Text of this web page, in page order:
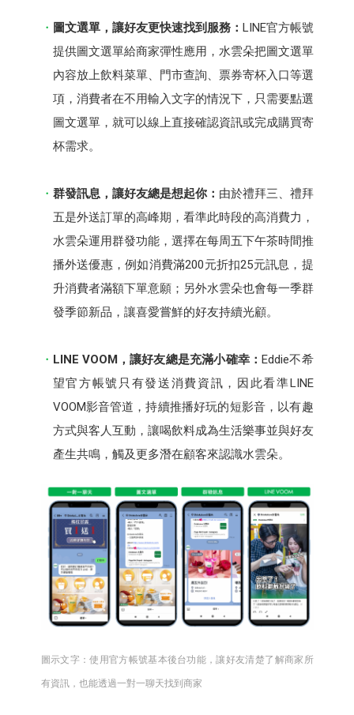
圖文選單，讓好友更快速找到服務： LINE官方帳號
提供圖文選單給商家彈性應用，水雲朵把圖文選單
內容放上飲料菜單、門市查詢、票券寄杯入口等選
項，消費者在不用輸入文字的情況下，只需要點選
圖文選單，就可以線上直接確認資訊或完成購買寄
杯需求。
群發訊息，讓好友總是想起你： 由於禮拜三、禮拜
五是外送訂單的高峰期，看準此時段的高消費力，
水雲朵運用群發功能，選擇在每周五下午茶時間推
播外送優惠，例如消費滿200元折扣25元訊息，提
升消費者滿額下單意願；另外水雲朵也會每一季群
發季節新品，讓喜愛嘗鮮的好友持續光顧。
LINE VOOM，讓好友總是充滿小確幸：Eddie不希
望官方帳號只有發送消費資訊，因此看準LINE
VOOM影音管道，持續推播好玩的短影音，以有趣
方式與客人互動，讓喝飲料成為生活樂事並與好友
產生共鳴，觸及更多潛在顧客來認識水雲朵。
圖示文字：使用官方帳號基本後台功能，讓好友清楚了解商家所
有資訊，也能透過一對一聊天找到商家